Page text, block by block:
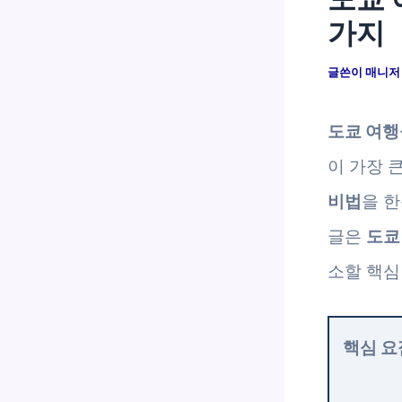
가지
글쓴이 매니저
도쿄 여
이 가장
비법을
글은 도
소할 핵
핵심 요